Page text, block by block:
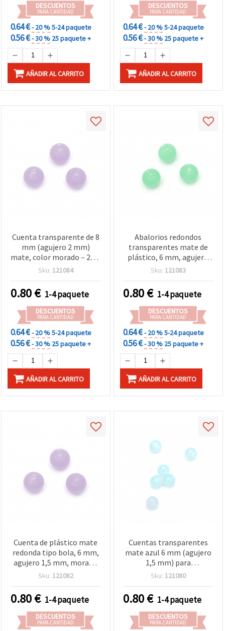
DESCUENTOS
PARA CANTIDAD
0.64 €- 20 %5-24 paquete
0.56 €- 30 % 25 paquete +
AÑADIR AL CARRITO
DESCUENTOS
PARA CANTIDAD
0.64 €- 20 %5-24 paquete
0.56 €- 30 % 25 paquete +
AÑADIR AL CARRITO
Cuenta transparente de 8
mm (agujero 2 mm)
mate, color morado – 20 g
(aprox. 80 piezas) para
Sku: 121084
0.80€ 1-4 paquete
DESCUENTOS
PARA CANTIDAD
0.64 €- 20 %5-24 paquete
0.56 €- 30 % 25 paquete +
AÑADIR AL CARRITO
Abalorios redondos
transparentes mate de
plástico, 6 mm, agujero
1,5 mm, verde, 20 g (~200
decoración de
manualidades
Sku: 121083
0.80€ 1-4 paquete
DESCUENTOS
PARA CANTIDAD
0.64 €- 20 %5-24 paquete
0.56 €- 30 % 25 paquete +
AÑADIR AL CARRITO
Cuenta de plástico mate
redonda tipo bola, 6 mm,
agujero 1,5 mm, morado
pastel (mix surtido) - 20 g
Sku: 121082
0.80€ 1-4 paquete
DESCUENTOS
PARA CANTIDAD
Cuentas transparentes
mate azul 6 mm (agujero
1,5 mm) para
manualidades y bisutería -
Sku: 121080
0.80€ 1-4 paquete
DESCUENTOS
PARA CANTIDAD